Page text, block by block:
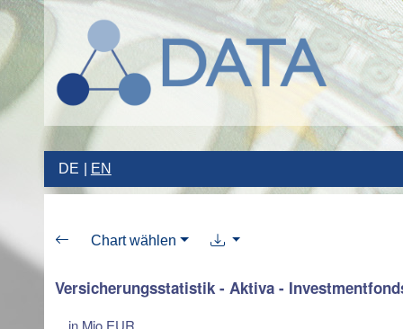
DE EN
Chart wählen
Versicherungsstatistik - Aktiva -
in Mio EUR